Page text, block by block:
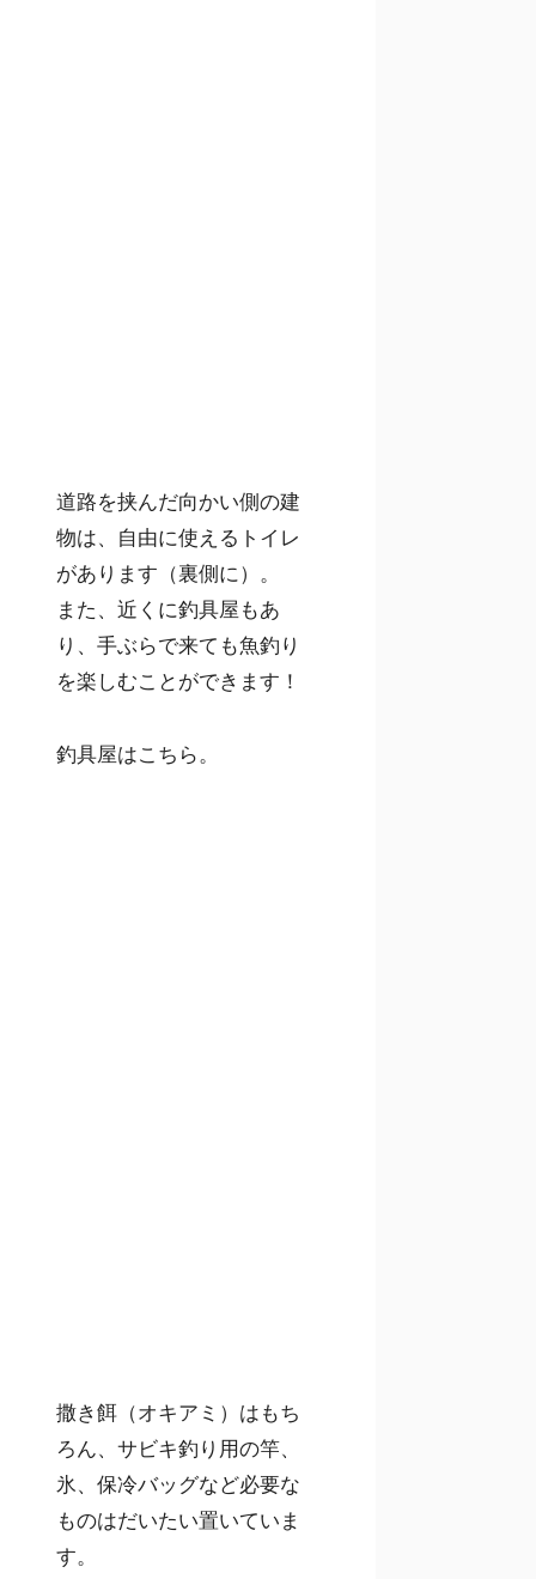
道路を挟んだ向かい側の建
物は、自由に使えるトイレ
があります（裏側に）。
また、近くに釣具屋もあ
り、手ぶらで来ても魚釣り
を楽しむことができます！
釣具屋はこちら。
撒き餌（オキアミ）はもち
ろん、サビキ釣り用の竿、
氷、保冷バッグなど必要な
ものはだいたい置いていま
す。